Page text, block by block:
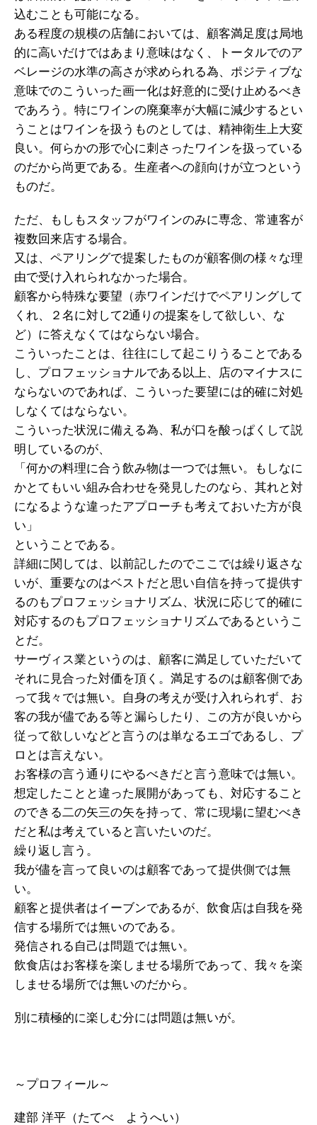
込むことも可能になる。
ある程度の規模の店舗においては、顧客満足度は局地
的に高いだけではあまり意味はなく、トータルでのア
ベレージの水準の高さが求められる為、ポジティブな
意味でのこういった画一化は好意的に受け止めるべき
であろう。特にワインの廃棄率が大幅に減少するとい
うことはワインを扱うものとしては、精神衛生上大変
良い。何らかの形で心に刺さったワインを扱っている
のだから尚更である。生産者への顔向けが立つという
ものだ。
ただ、もしもスタッフがワインのみに専念、常連客が
複数回来店する場合。
又は、ペアリングで提案したものが顧客側の様々な理
由で受け入れられなかった場合。
顧客から特殊な要望（赤ワインだけでペアリングして
くれ、２名に対して2通りの提案をして欲しい、な
ど）に答えなくてはならない場合。
こういったことは、往往にして起こりうることである
し、プロフェッショナルである以上、店のマイナスに
ならないのであれば、こういった要望には的確に対処
しなくてはならない。
こういった状況に備える為、私が口を酸っぱくして説
明しているのが、
「何かの料理に合う飲み物は一つでは無い。もしなに
かとてもいい組み合わせを発見したのなら、其れと対
になるような違ったアプローチも考えておいた方が良
い」
ということである。
詳細に関しては、以前記したのでここでは繰り返さな
いが、重要なのはベストだと思い自信を持って提供す
るのもプロフェッショナリズム、状況に応じて的確に
対応するのもプロフェッショナリズムであるというこ
とだ。
サーヴィス業というのは、顧客に満足していただいて
それに見合った対価を頂く。満足するのは顧客側であ
って我々では無い。自身の考えが受け入れられず、お
客の我が儘である等と漏らしたり、この方が良いから
従って欲しいなどと言うのは単なるエゴであるし、プ
ロとは言えない。
お客様の言う通りにやるべきだと言う意味では無い。
想定したことと違った展開があっても、対応すること
のできる二の矢三の矢を持って、常に現場に望むべき
だと私は考えていると言いたいのだ。
繰り返し言う。
我が儘を言って良いのは顧客であって提供側では無
い。
顧客と提供者はイーブンであるが、飲食店は自我を発
信する場所では無いのである。
発信される自己は問題では無い。
飲食店はお客様を楽しませる場所であって、我々を楽
しませる場所では無いのだから。
別に積極的に楽しむ分には問題は無いが。
～プロフィール～
建部 洋平（たてべ ようへい）